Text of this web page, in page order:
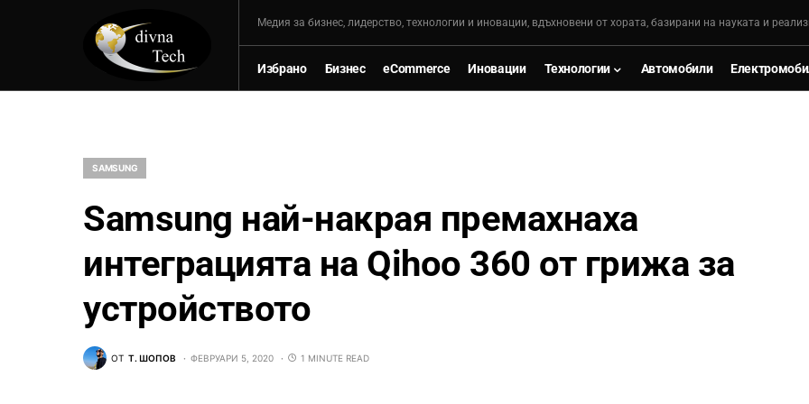
Mедия за бизнес, лидерство, технологии и иновации, вдъхновени от хората, базирани на науката и
Избрано Бизнес eCommerce Иновации Технологии Автомобили
SAMSUNG
Samsung най-накрая премахнаха
интеграцията на Qihoo 360 от грижа за
устройството
ОТ Т. ШОПОВ ФЕВРУАРИ 5, 2020 1 MINUTE READ